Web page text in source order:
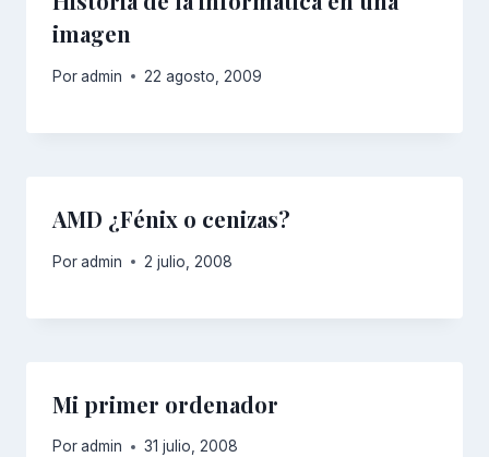
imagen
Poradmin 22 agosto, 2009
AMD ¿Fénix o cenizas?
Poradmin 2 julio, 2008
Mi primer ordenador
Poradmin 31 julio, 2008